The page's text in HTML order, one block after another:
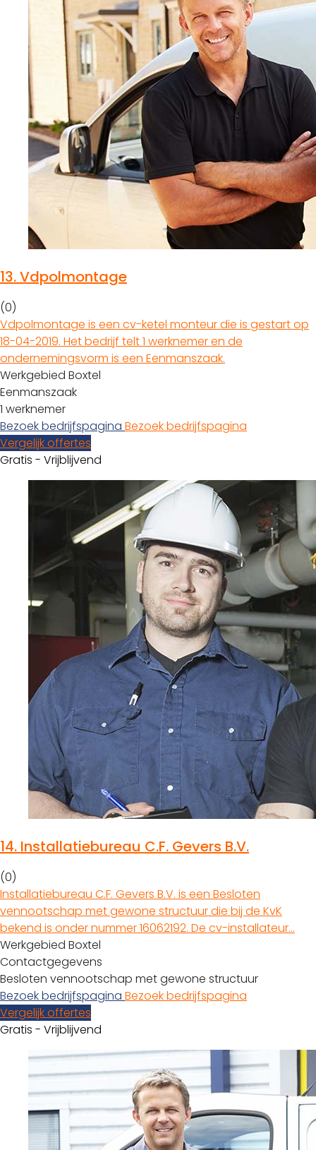
13.Vdpolmontage
(0)
Vdpolmontage is een cv-ketel monteur die is gestart op
18-04-2019. Het bedrijf telt 1 werknemer en de
ondernemingsvorm is een Eenmanszaak.
Werkgebied Boxtel
Eenmanszaak
1 werknemer
Bezoek bedrijfspagina Bezoek bedrijfspagina
Vergelijk offertes
Gratis - Vrijblijvend
14. Installatiebureau C.F. Gevers B.V.
(0)
Installatiebureau C.F. Gevers B.V. is een Besloten
vennootschap met gewone structuur die bij de KvK
bekend is onder nummer 16062192. De cv-installateur…
Werkgebied Boxtel
Contactgegevens
Besloten vennootschap met gewone structuur
Bezoek bedrijfspagina Bezoek bedrijfspagina
Vergelijk offertes
Gratis - Vrijblijvend